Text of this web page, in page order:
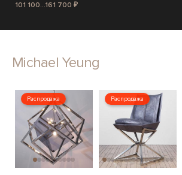
101 100...161 700 ₽
Michael Yeung
Распродажа Распродажа